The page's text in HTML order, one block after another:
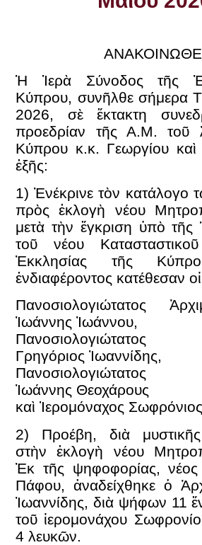
Ἡ Ἱερὰ Σύνοδος τῆς
Κύπρου, συνῆλθε σήμερα
2026, σὲ ἔκτακτη
προεδρίαν τῆς Α.Μ. τοῦ
Κύπρου κ.κ. Γεωργίου
ἑξῆς:
1) Ἐνέκρινε τὸν κατάλογο
πρὸς ἐκλογὴ νέου
μετὰ τὴν ἔγκριση ὑπὸ τῆς
τοῦ νέου
Ἐκκλησίας τῆς
ἐνδιαφέροντος κατέθεσαν
Πανοσιολογιώτατος
Ἰωάννης Ἰωάννου,
Πανοσιολογιώτατος
Γρηγόριος Ἰωαννίδης,
Πανοσιολογιώτατος
Ἰωάννης Θεοχάρους
καὶ Ἱερομόναχος
2) Προέβη, διὰ
στὴν ἐκλογὴ νέου
Ἐκ τῆς ψηφοφορίας, νέος
Πάφου, ἀναδείχθηκε ὁ
Ἰωαννίδης, διὰ ψήφων 11
τοῦ ἱερομονάχου
4 λευκῶν.